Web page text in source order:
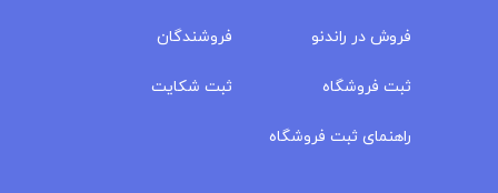
فروش در راندنو
ثبت فروشگاه
راهنمای ثبت فروشگاه
فروشندگان
ثبت شکایت